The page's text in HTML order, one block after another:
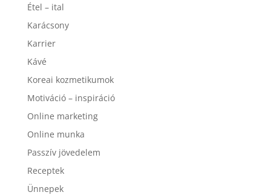
Étel – ital
Karácsony
Karrier
Kávé
Koreai kozmetikumok
Motiváció – inspiráció
Online marketing
Online munka
Passzív jövedelem
Receptek
Ünnepek